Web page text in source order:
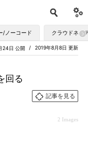
/ノーコード クラウドネイ
2019年8月8日 更新
24日 公開
回る
記事を見る
2 Images